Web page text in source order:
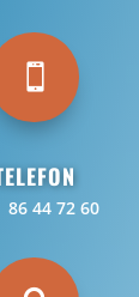

86 44 72 60